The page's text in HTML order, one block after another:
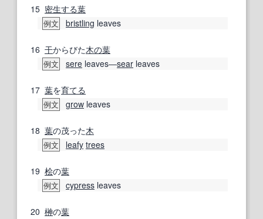
15 密生する葉
例文 bristling leaves
16 干からびた木の葉
例文 sere leaves―sear leaves
17 葉を育てる
例文 grow leaves
18 葉の茂った木
例文 leafy trees
19 桧の葉
例文 cypress leaves
20 榊の葉